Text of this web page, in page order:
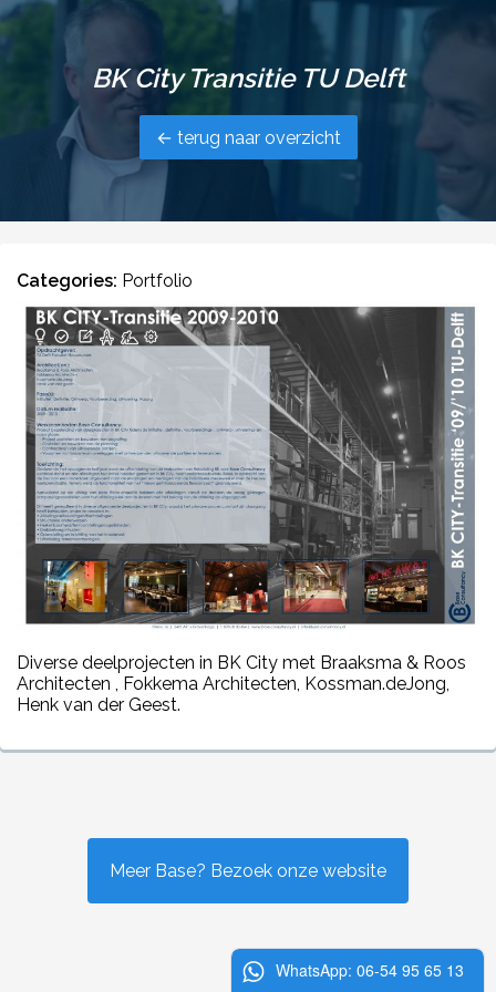
BK City Transitie TU Delft
← terug naar overzicht
Categories: Portfolio
Diverse deelprojecten in BK City met Braaksma & Roos
Architecten , Fokkema Architecten, Kossman.deJong,
Henk van der Geest.
Meer Base? Bezoek onze website
WhatsApp: 06-54 95 65 13